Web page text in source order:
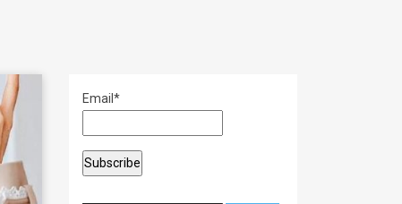
Email*